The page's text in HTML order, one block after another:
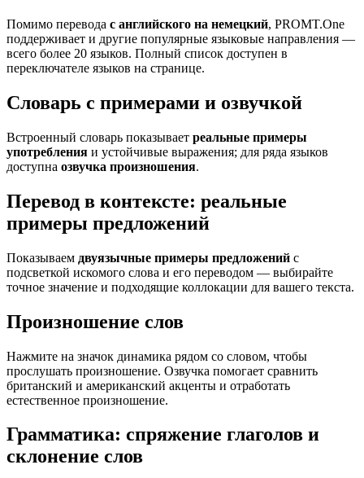
Помимо перевода с английского на немецкий, PROMT.One
поддерживает и другие популярные языковые направления —
всего более 20 языков. Полный список доступен в
переключателе языков на странице.
Словарь с примерами и озвучкой
Встроенный словарь показывает реальные примеры
употребления и устойчивые выражения; для ряда языков
доступна озвучка произношения.
Перевод в контексте: реальные
примеры предложений
Показываем двуязычные примеры предложений с
подсветкой искомого слова и его переводом — выбирайте
точное значение и подходящие коллокации для вашего текста.
Произношение слов
Нажмите на значок динамика рядом со словом, чтобы
прослушать произношение. Озвучка помогает сравнить
британский и американский акценты и отработать
естественное произношение.
Грамматика: спряжение глаголов и
склонение слов